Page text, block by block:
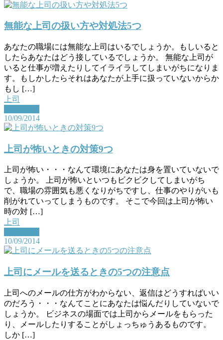
無能な上司の扱い方や対処法5つ
あなたの職場には無能な上司はいるでしょうか。もしいると
したらあなたはどう接しているでしょうか。 無能な上司が
いると仕事が増えたりしてイライラしてしまいがちになりま
す。もしかしたらそれはあなたが上手に扱っていないからか
もし […]
上司
10/09/2014
上司が怖いときの対策9つ
上司が怖い・・・なんて環境にあなたは身を置いていないで
しょうか。 上司が怖いといつもビクビクしてしまいがち
で、職場の雰囲気も悪くなりがちですし、仕事のやりがいも
削がれていってしまうものです。 そこで今回は上司が怖い
時の対 […]
上司
10/09/2014
上司にメールを送るときの5つの注意点
上司へのメールの仕方がわからない、返信はどうすればいい
のだろう・・・なんてことにあなたは悩んだりしていないで
しょうか。 ビジネスの場面では上司からメールをもらった
り、メールしたりすることがしょっちゅうあるものです。
しか […]